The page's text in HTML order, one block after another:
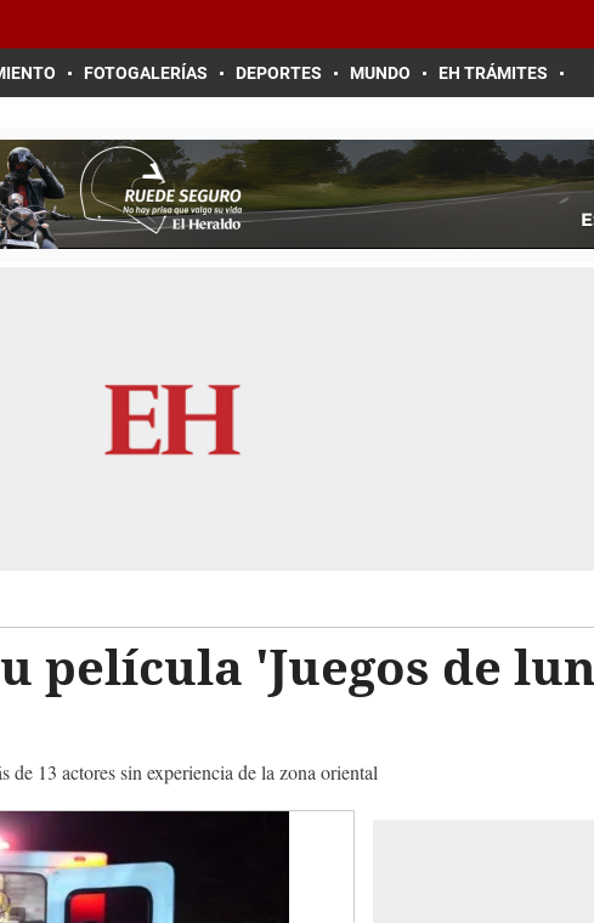
FOTOGALERÍAS DEPORTES MUNDO EH TRÁMITES
película 'Juegos de
13 actores sin experiencia de la zona oriental